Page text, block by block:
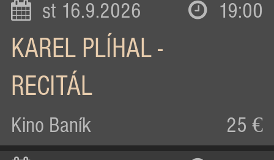
st 16.9.2026 19:00
KAREL PLÍHAL -
RECITÁL
Kino Baník 25 €